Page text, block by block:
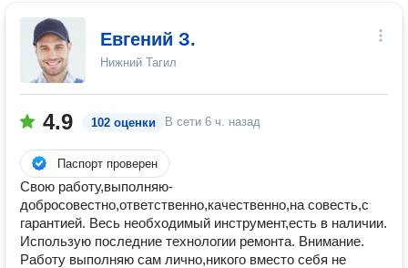
Eвгений З.
Нижний Тагил
4.9 102 оценки В сети 6 ч. назад
Паспорт проверен
Свою работу,выполняю-
добросовестно,ответственно,качественно,на совесть,с
гарантией. Весь необходимый инструмент,есть в наличии.
Использую последние технологии ремонта. Внимание.
Работу выполняю сам лично,никого вместо себя не